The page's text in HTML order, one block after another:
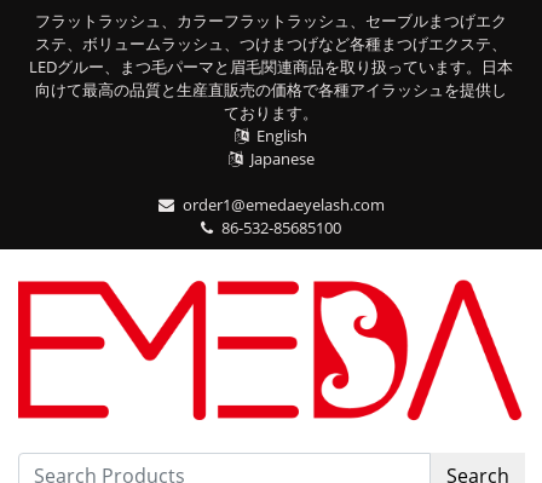
フラットラッシュ、カラーフラットラッシュ、セーブルまつげエク
ステ、ボリュームラッシュ、つけまつげなど各種まつげエクステ、
LEDグルー、まつ毛パーマと眉毛関連商品を取り扱っています。日本
向けて最高の品質と生産直販売の価格で各種アイラッシュを提供し
ております。
English
Japanese
order1@emedaeyelash.com
86-532-85685100
Search